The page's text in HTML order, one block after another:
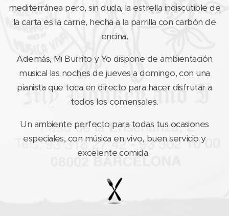
mediterránea pero, sin duda, la estrella indiscutible de
la carta es la carne, hecha a la parrilla con carbón de
encina.
Además, Mi Burrito y Yo dispone de ambientación
musical las noches de jueves a domingo, con una
pianista que toca en directo para hacer disfrutar a
todos los comensales.
Un ambiente perfecto para todas tus ocasiones
especiales, con música en vivo, buen servicio y
excelente comida.